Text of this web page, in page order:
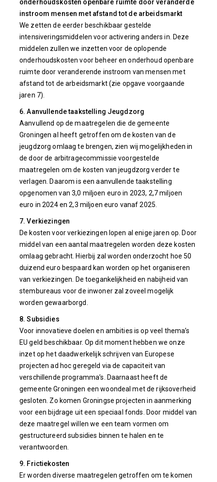
onderhoudskosten openbare ruimte door veranderde
instroom mensen met afstand tot de arbeidsmarkt
We zetten de eerder beschikbaar gestelde
intensiveringsmiddelen voor activering anders in. Deze
middelen zullen we inzetten voor de oplopende
onderhoudskosten voor beheer en onderhoud openbare
ruimte door veranderende instroom van mensen met
afstand tot de arbeidsmarkt (zie opgave voorgaande
jaren 7).
6. Aanvullende taakstelling Jeugdzorg
Aanvullend op de maatregelen die de gemeente
Groningen al heeft getroffen om de kosten van de
jeugdzorg omlaag te brengen, zien wij mogelijkheden in
de door de arbitragecommissie voorgestelde
maatregelen om de kosten van jeugdzorg verder te
verlagen. Daarom is een aanvullende taakstelling
opgenomen van 3,0 miljoen euro in 2023, 2,7 miljoen
euro in 2024 en 2,3 miljoen euro vanaf 2025.
7. Verkiezingen
De kosten voor verkiezingen lopen al enige jaren op. Door
middel van een aantal maatregelen worden deze kosten
omlaag gebracht. Hierbij zal worden onderzocht hoe 50
duizend euro bespaard kan worden op het organiseren
van verkiezingen. De toegankelijkheid en nabijheid van
stembureaus voor de inwoner zal zoveel mogelijk
worden gewaarborgd.
8. Subsidies
Voor innovatieve doelen en ambities is op veel thema’s
EU geld beschikbaar. Op dit moment hebben we onze
inzet op het daadwerkelijk schrijven van Europese
projecten ad hoc geregeld via de capaciteit van
verschillende programma’s. Daarnaast heeft de
gemeente Groningen een woondeal met de rijksoverheid
gesloten. Zo komen Groningse projecten in aanmerking
voor een bijdrage uit een speciaal fonds. Door middel van
deze maatregel willen we een team vormen om
gestructureerd subsidies binnen te halen en te
verantwoorden.
9. Frictiekosten
Er worden diverse maatregelen getroffen om te komen